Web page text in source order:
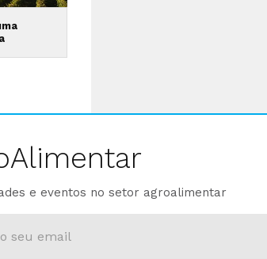
e eventos no setor agroalimentar